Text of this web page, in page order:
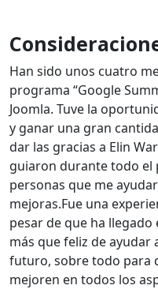
Han sido unos cuatro
programa “Google
Joomla. Tuve la
y ganar una gran
dar las gracias a Elin
guiaron durante todo el
personas que me
mejoras.Fue una
pesar de que ha
más que feliz de ayudar
futuro, sobre todo para
mejoren en todos los